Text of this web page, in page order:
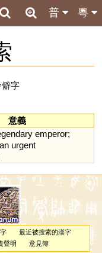
粵
普
僻字
意義
emperor;
an urgent
最近被搜索的漢字
聲明 意見簿